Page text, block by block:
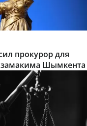
прокурор для
замакима Шымкента